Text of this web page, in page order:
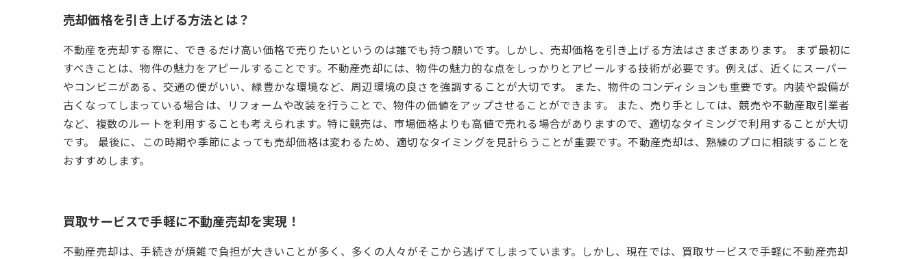
売却価格を引き上げる方法とは？
不動産を売却する際に、できるだけ高い価格で売りたいというのは誰でも持つ願いです。しかし、売却価格を引き上げる方法はさまざまあります。 まず最初に
すべきことは、物件の魅力をアピールすることです。不動産売却には、物件の魅力的な点をしっかりとアピールする技術が必要です。例えば、近くにスーパー
やコンビニがある、交通の便がいい、緑豊かな環境など、周辺環境の良さを強調することが大切です。 また、物件のコンディションも重要です。内装や設備が
古くなってしまっている場合は、リフォームや改装を行うことで、物件の価値をアップさせることができます。 また、売り手としては、競売や不動産取引業者
など、複数のルートを利用することも考えられます。特に競売は、市場価格よりも高値で売れる場合がありますので、適切なタイミングで利用することが大切
です。 最後に、この時期や季節によっても売却価格は変わるため、適切なタイミングを見計らうことが重要です。不動産売却は、熟練のプロに相談することを
おすすめします。
買取サービスで手軽に不動産売却を実現！
不動産売却は、手続きが煩雑で負担が大きいことが多く、多くの人々がそこから逃げてしまっています。しかし、現在では、買取サービスで手軽に不動産売却